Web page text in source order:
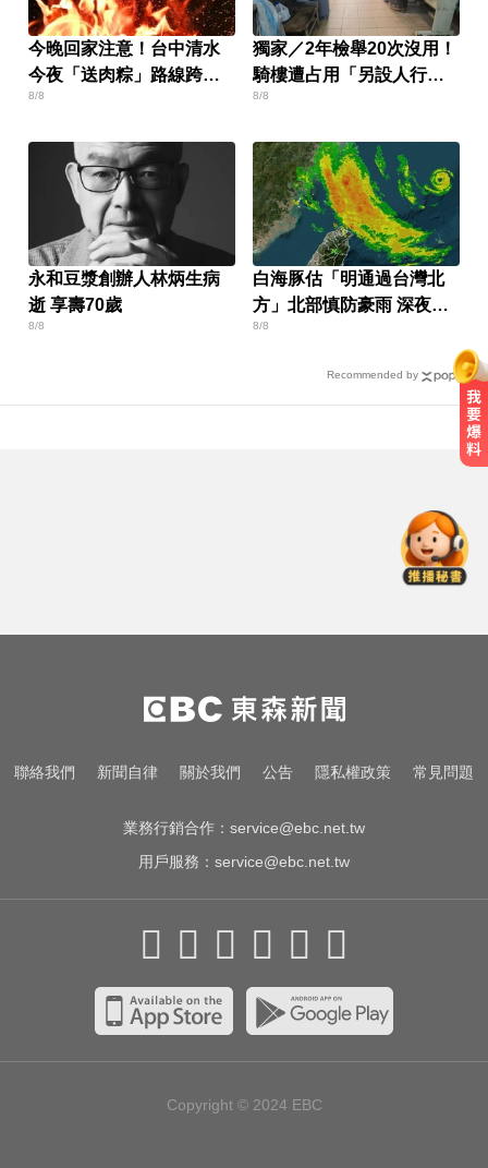
今晚回家注意！台中清水
今夜「送肉粽」路線跨彰
化4鄉鎮
8/8
獨家／2年檢舉20次沒用！
騎樓遭占用「另設人行
道」挨批
8/8
永和豆漿創辦人林炳生病
逝 享壽70歲
8/8
白海豚估「明通過台灣北
方」北部慎防豪雨 深夜撲
中國
8/8
Recommended by
死刑
跨性別參賽議題延燒！NBA前球星
宣布參加WNBA選秀
你也有膝蓋喀喀響？醫揭1習慣 恐
聯絡我們 新聞自律 關於我們 公告 隱私權政策 常見問題
業務行銷合作： service@ebc.net.tw
用戶服務： service@ebc.net.tw
Copyright © 2024 EBC